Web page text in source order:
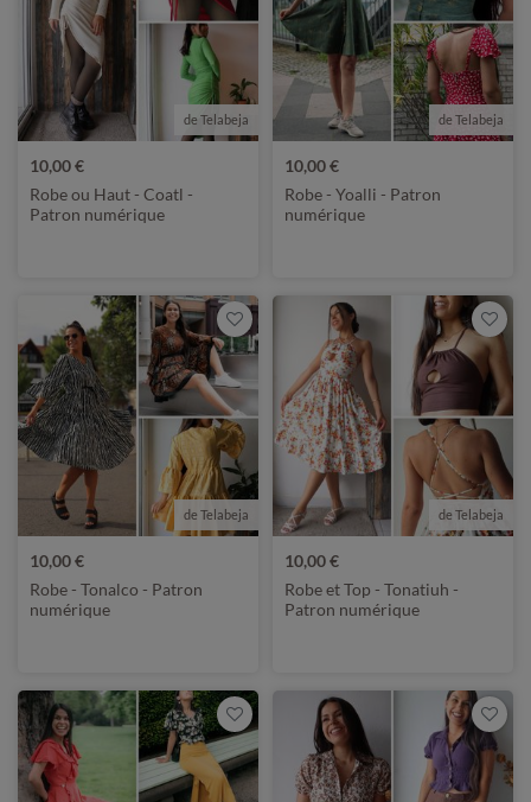
de Telabeja
10,00 €
Robe ou Haut - Coatl -
Patron numérique
de Telabeja
10,00 €
Robe - Yoalli - Patron
numérique
de Telabeja
10,00 €
Robe - Tonalco - Patron
numérique
de Telabeja
10,00 €
Robe et Top - Tonatiuh -
Patron numérique